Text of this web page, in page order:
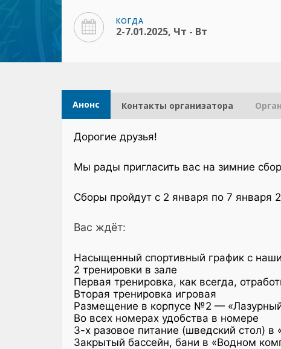
КОГДА
2-7.01.2025, Чт - Вт
Анонс Контакты организатора​
Дорогие друзья!
Мы рады пригласить вас на зимние
Сборы пройдут с 2 января по 7 января
Вас ждёт:
Насыщенный спортивный график с
2 тренировки в зале
Первая тренировка, как всегда,
Вторая тренировка игровая
Размещение в корпусе №2 —
Во всех номерах удобства в номере
3-х разовое питание (шведский стол) в
Закрытый бассейн, бани в «Водном